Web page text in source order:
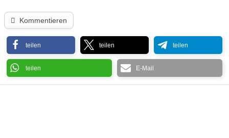
Kommentieren
teilen teilen teilen
teilen E-Mail